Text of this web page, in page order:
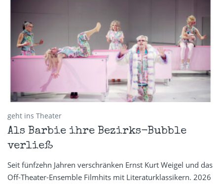
geht ins Theater
Als Barbie ihre Bezirks-Bubble
verließ
Seit fünfzehn Jahren verschränken Ernst Kurt Weigel und das
Off-Theater-Ensemble Filmhits mit Literaturklassikern. 2026